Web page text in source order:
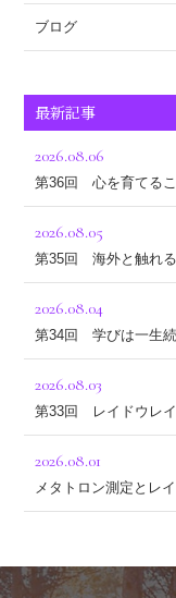
ブログ
最新記事
2026.08.06
第36回 心を育てる
2026.08.05
第35回 海外と触れ
2026.08.04
第34回 学びは一生
2026.08.03
第33回 レイドウレイ
2026.08.01
メタトロン測定とレ